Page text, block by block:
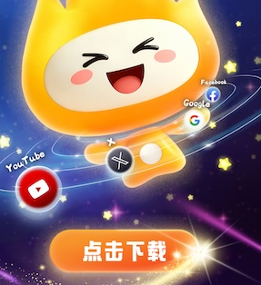
反对 [0]
支持[0] 反对[0]